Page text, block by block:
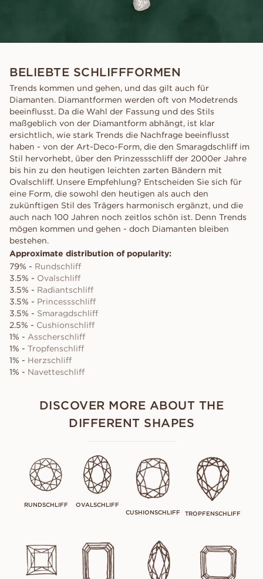
BELIEBTE SCHLIFFFORMEN
Trends kommen und gehen, und das gilt auch für
Diamanten. Diamantformen werden oft von Modetrends
beeinflusst. Da die Wahl der Fassung und des Stils
maßgeblich von der Diamantform abhängt, ist klar
ersichtlich, wie stark Trends die Nachfrage beeinflusst
haben - von der Art-Deco-Form, die den Smaragdschliff im
Stil hervorhebt, über den Prinzessschliff der 2000er Jahre
bis hin zu den heutigen leichten zarten Bändern mit
Ovalschliff. Unsere Empfehlung? Entscheiden Sie sich für
eine Form, die sowohl den heutigen als auch den
zukünftigen Stil des Trägers harmonisch ergänzt, und die
auch nach 100 Jahren noch zeitlos schön ist. Denn Trends
mögen kommen und gehen - doch Diamanten bleiben
bestehen.
Approximate distribution of popularity:
79% - Rundschliff
3.5% - Ovalschliff
3.5% - Radiantschliff
3.5% - Princessschliff
3.5% - Smaragdschliff
2.5% - Cushionschliff
1% - Asscherschliff
1% - Tropfenschliff
1% - Herzschliff
1% - Navetteschliff
DISCOVER MORE ABOUT THE
DIFFERENT SHAPES
RUNDSCHLIFF
OVALSCHLIFF
CUSHIONSCHLIFF
TROPFENSCHLIFF